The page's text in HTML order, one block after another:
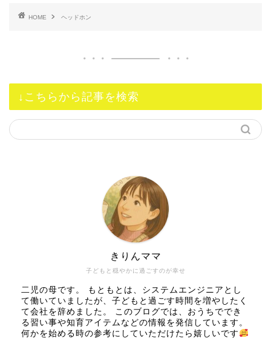
HOME ヘッドホン
↓こちらから記事を検索
子どもと穏やかに過ごすのが幸せ
きりんママ
二児の母です。 もともとは、システムエンジニアとし
て働いていましたが、子どもと過ごす時間を増やしたく
て会社を辞めました。 このブログでは、おうちででき
る習い事や知育アイテムなどの情報を発信しています。
何かを始める時の参考にしていただけたら嬉しいです